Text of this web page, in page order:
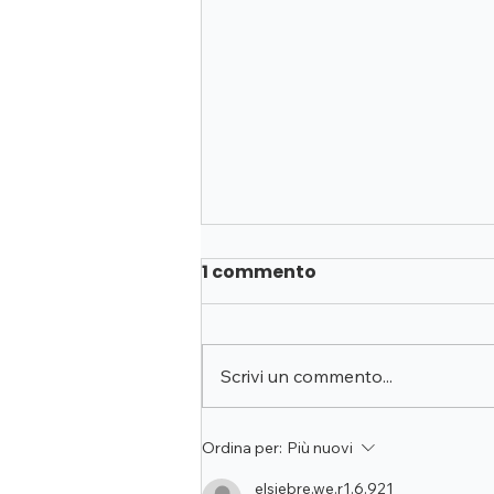
Il balsamo di tigre:
storia, usi e
1 commento
Scrivi un commento...
Ordina per: Più nuovi
elsiebre.we.r1.6.921